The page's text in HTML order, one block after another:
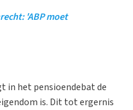
'ABP moet
in het pensioendebat de
is. Dit tot ergernis